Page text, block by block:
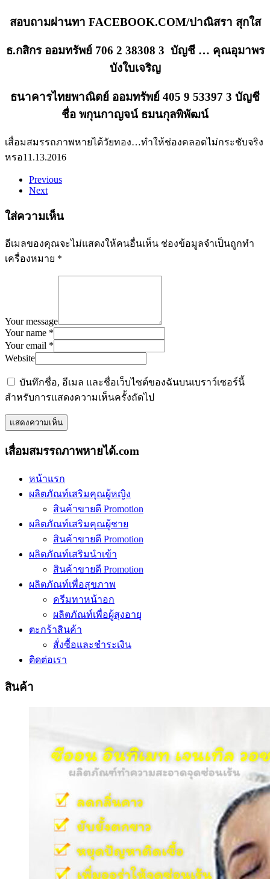
สอบถามผ่านทา FACEBOOK.COM/ปาณิสรา สุกใส
ธ.กสิกร ออมทรัพย์ 706 2 38308 3 บัญชี … คุณอุมาพร
บังใบเจริญ
ธนาคารไทยพาณิตย์ ออมทรัพย์ 405 9 53397 3 บัญชี
ชื่อ พกุนกาญจน์ ธมนกุลพิพัฒน์
เสื่อมสมรรถภาพหายได้วัยทอง…ทำให้ช่องคลอดไม่กระชับจริง
หรอ11.13.2016
Previous
Next
ใส่ความเห็น
อีเมลของคุณจะไม่แสดงให้คนอื่นเห็น ช่องข้อมูลจำเป็นถูกทำ
เครื่องหมาย *
Your message
Your name *
Your email *
Website
บันทึกชื่อ, อีเมล และชื่อเว็บไซต์ของฉันบนเบราว์เซอร์นี้
สำหรับการแสดงความเห็นครั้งถัดไป
เสื่อมสมรรถภาพหายได้.com
หน้าแรก
ผลิตภัณท์เสริมคุณผู้หญิง
สินค้าขายดี Promotion
ผลิตภัณท์เสริมคุณผู้ชาย
สินค้าขายดี Promotion
ผลิตภัณท์เสริมนำเข้า
สินค้าขายดี Promotion
ผลิตภัณท์เพื่อสุขภาพ
ครีมทาหน้าอก
ผลิตภัณท์เพื่อผู้สุงอายุ
ตะกร้าสินค้า
สั่งซื้อและชำระเงิน
ติดต่อเรา
สินค้า